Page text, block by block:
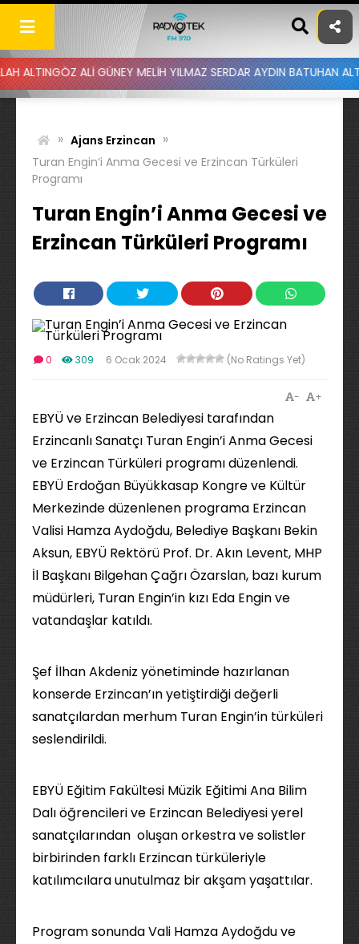
Skip
content
ALİ GÜNEY MELİH YILMAZ SERDAR AYDIN BATUHAN ALTINTAŞ
» Ajans Erzincan »
Turan Engin’i Anma Gecesi ve Erzincan Türküleri
Programı
Turan Engin’i Anma Gecesi ve
Erzincan Türküleri Programı
0 309 6 Ocak 2024 (No Ratings Yet)
+
-
EBYÜ ve Erzincan Belediyesi tarafından
Erzincanlı Sanatçı Turan Engin’i Anma Gecesi
ve Erzincan Türküleri programı düzenlendi.
EBYÜ Erdoğan Büyükkasap Kongre ve Kültür
Merkezinde düzenlenen programa Erzincan
Valisi Hamza Aydoğdu, Belediye Başkanı Bekin
Aksun, EBYÜ Rektörü Prof. Dr. Akın Levent, MHP
İl Başkanı Bilgehan Çağrı Özarslan, bazı kurum
müdürleri, Turan Engin’in kızı Eda Engin ve
vatandaşlar katıldı.
Şef İlhan Akdeniz yönetiminde hazırlanan
konserde Erzincan’ın yetiştirdiği değerli
sanatçılardan merhum Turan Engin’in türküleri
seslendirildi.
EBYÜ Eğitim Fakültesi Müzik Eğitimi Ana Bilim
Dalı öğrencileri ve Erzincan Belediyesi yerel
sanatçılarından oluşan orkestra ve solistler
birbirinden farklı Erzincan türküleriyle
katılımcılara unutulmaz bir akşam yaşattılar.
Program sonunda Vali Hamza Aydoğdu ve